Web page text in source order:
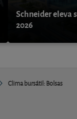
Schneider eleva
2026
Clima bursátil: Bolsas